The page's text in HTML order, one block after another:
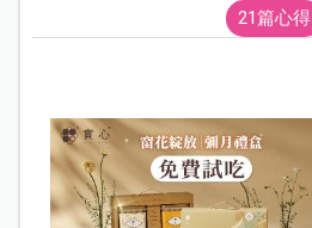
21篇心得